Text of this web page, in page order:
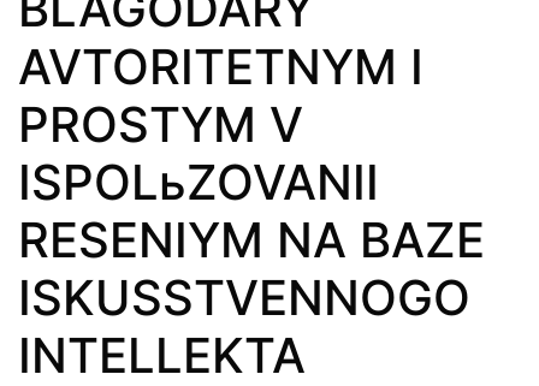
AVTORITETNYM I
PROSTYM V
ISPOLьZOVANII
RESENIYM NA BAZE
ISKUSSTVENNOGO
INTELLEKTA